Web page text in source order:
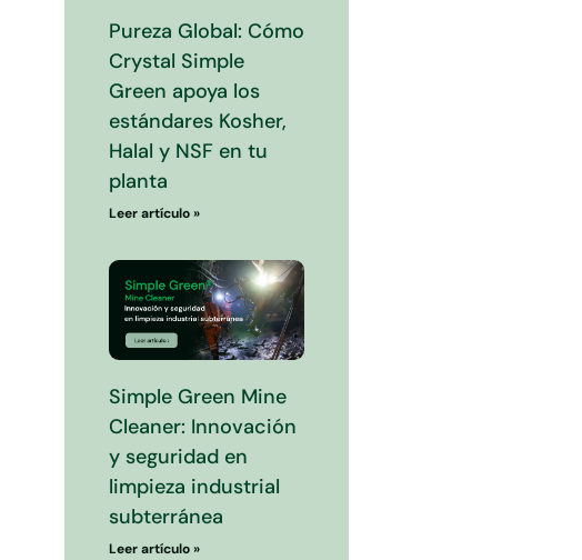
Pureza Global: Cómo
Crystal Simple
Green apoya los
estándares Kosher,
Halal y NSF en tu
planta
Leer artículo »
Simple Green Mine
Cleaner: Innovación
y seguridad en
limpieza industrial
subterránea
Leer artículo »